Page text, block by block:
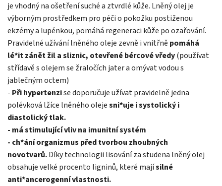
je vhodný na ošetření suché a ztvrdlé kůže. Lněný olej je
výborným prostředkem pro péči o pokožku postiženou
ekzémy a lupénkou, pomáhá regeneraci kůže po ozařování.
Pravidelné užívání lněného oleje zevně i vnitřně pomáhá
lé*it zánět žil a sliznic, otevřené bércové vředy(používat
střídavě s olejem se žraločích jater a omývat vodou s
jablečným octem)
- Při hypertenzise doporučuje užívat pravidelně jedna
polévková lžíce lněného olejesni*uje i systolický i
diastolický tlak.
- má stimulující vliv na imunitní systém
- ch*ání organizmus před tvorbou zhoubných
novotvarů.Díky technologii lisování za studena lněný olej
obsahuje velké procento ligninů, které majísilné
anti*ancerogenní vlastnosti.